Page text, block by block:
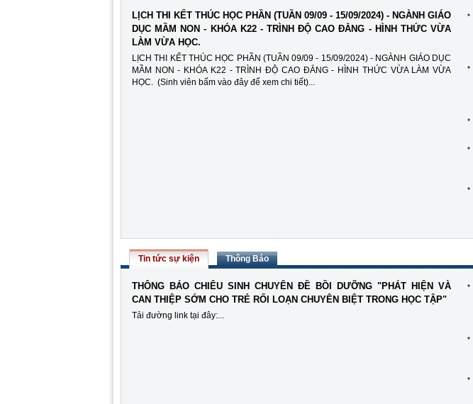
LỊCH THI KẾT THÚC HỌC PHẦN (TUẦN 09/09 - 15/09/2024) - NGÀNH GIÁO
DỤC MẦM NON - KHÓA K22 - TRÌNH ĐỘ CAO ĐẲNG - HÌNH THỨC VỪA
LÀM VỪA HỌC.
LỊCH THI KẾT THÚC HỌC PHẦN (TUẦN 09/09 - 15/09/2024) - NGÀNH GIÁO DỤC
MẦM NON - KHÓA K22 - TRÌNH ĐỘ CAO ĐẲNG - HÌNH THỨC VỪA LÀM VỪA
HỌC. (Sinh viên bấm vào đây để xem chi tiết)...
Tin tức sự kiện Thông Báo
THÔNG BÁO CHIÊU SINH CHUYÊN ĐỀ BỒI DƯỠNG "PHÁT HIỆN VÀ
CAN THIỆP SỚM CHO TRẺ RỐI LOẠN CHUYÊN BIỆT TRONG HỌC TẬP"
Tải đường link tại đây:...